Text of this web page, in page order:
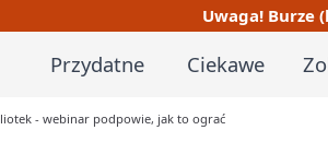
Uwaga! Burze
Przydatne Ciekawe
- webinar podpowie, jak to ograć